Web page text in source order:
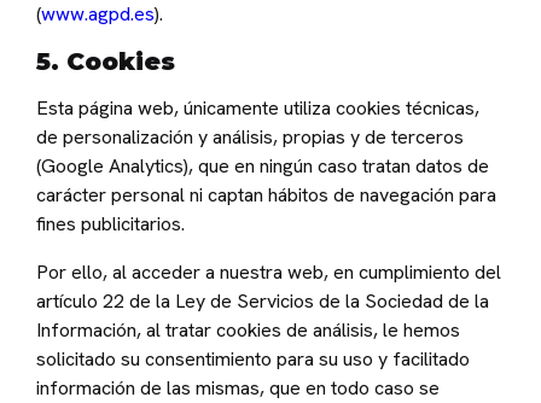
(www.agpd.es).
5. Cookies
Esta página web, únicamente utiliza cookies técnicas,
de personalización y análisis, propias y de terceros
(Google Analytics), que en ningún caso tratan datos de
carácter personal ni captan hábitos de navegación para
fines publicitarios.
Por ello, al acceder a nuestra web, en cumplimiento del
artículo 22 de la Ley de Servicios de la Sociedad de la
Información, al tratar cookies de análisis, le hemos
solicitado su consentimiento para su uso y facilitado
información de las mismas, que en todo caso se